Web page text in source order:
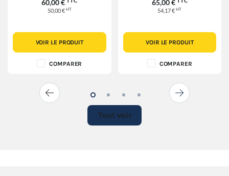
60,00 €
50,00 € HT
VOIR LE PRODUIT
COMPARER
65,00 €
54,17 €HT
VOIR LE PRODUIT
COMPARER
Tout voir